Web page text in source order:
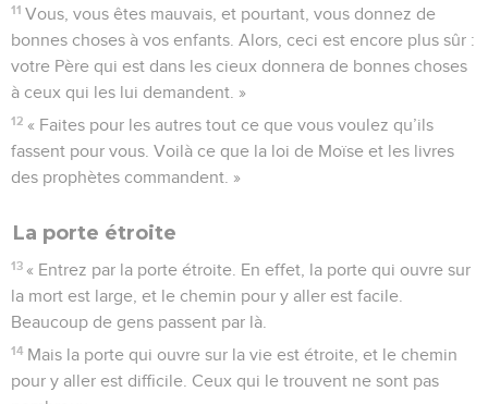
11 Vous, vous êtes mauvais, et pourtant, vous donnez de
bonnes choses à vos enfants. Alors, ceci est encore plus sûr :
votre Père qui est dans les cieux donnera de bonnes choses
à ceux qui les lui demandent. »
12 « Faites pour les autres tout ce que vous voulez qu’ils
fassent pour vous. Voilà ce que la loi de Moïse et les livres
des prophètes commandent. »
La porte étroite
13 « Entrez par la porte étroite. En effet, la porte qui ouvre sur
la mort est large, et le chemin pour y aller est facile.
Beaucoup de gens passent par là.
14 Mais la porte qui ouvre sur la vie est étroite, et le chemin
pour y aller est difficile. Ceux qui le trouvent ne sont pas